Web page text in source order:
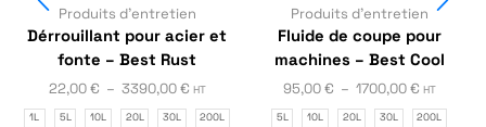
Produits d'entretien
Dérrouillant pour acier et
fonte – Best Rust
22,00€ – 3390,00€ HT
1L 5L 10L 20L 30L 200L
Produits d'entretien
Fluide de coupe pour
machines – Best Cool
95,00€ – 1700,00€ HT
5L 10L 20L 30L 200L